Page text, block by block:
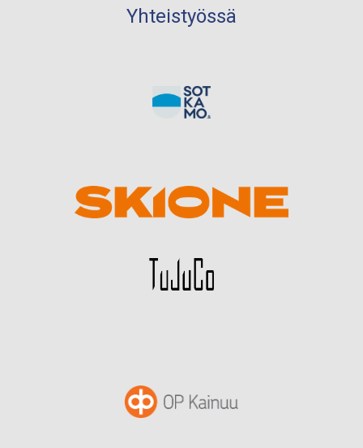
Yhteistyössä